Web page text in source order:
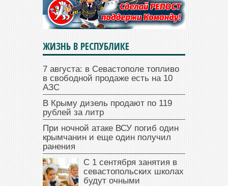
ЖИЗНЬ В РЕСПУБЛИКЕ
7 августа: в Севастополе топливо
в свободной продаже есть на 10
АЗС
В Крыму дизель продают по 119
рублей за литр
При ночной атаке ВСУ погиб один
крымчанин и еще один получил
ранения
С 1 сентября занятия в
севастопольских школах
будут очными